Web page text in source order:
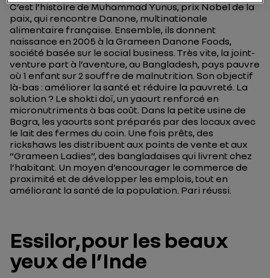
C’est l’histoire de Muhammad Yunus, prix Nobel de la
paix, qui rencontre Danone, multinationale
alimentaire française. Ensemble, ils donnent
naissance en 2005 à la Grameen Danone Foods,
société basée sur le social business. Très vite, la joint-
venture part à l’aventure, au Bangladesh, pays pauvre
où 1 enfant sur 2 souffre de malnutrition. Son objectif
là-bas : améliorer la santé et réduire la pauvreté. La
solution ? Le shokti doï, un yaourt renforcé en
micronutriments à bas coût. Dans la petite usine de
Bogra, les yaourts sont préparés par des locaux avec
le lait des fermes du coin. Une fois prêts, des
rickshaws les distribuent aux points de vente et aux
“Grameen Ladies”, des bangladaises qui livrent chez
l’habitant. Un moyen d’encourager le commerce de
proximité et de développer les emplois, tout en
améliorant la santé de la population. Pari réussi.
Essilor,pour les beaux
yeux de l’Inde